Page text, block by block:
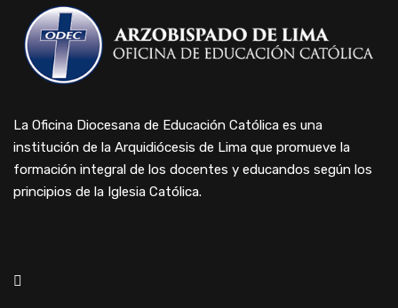
La Oficina Diocesana de Educación Católica es una
institución de la Arquidiócesis de Lima que promueve la
formación integral de los docentes y educandos según los
principios de la Iglesia Católica.